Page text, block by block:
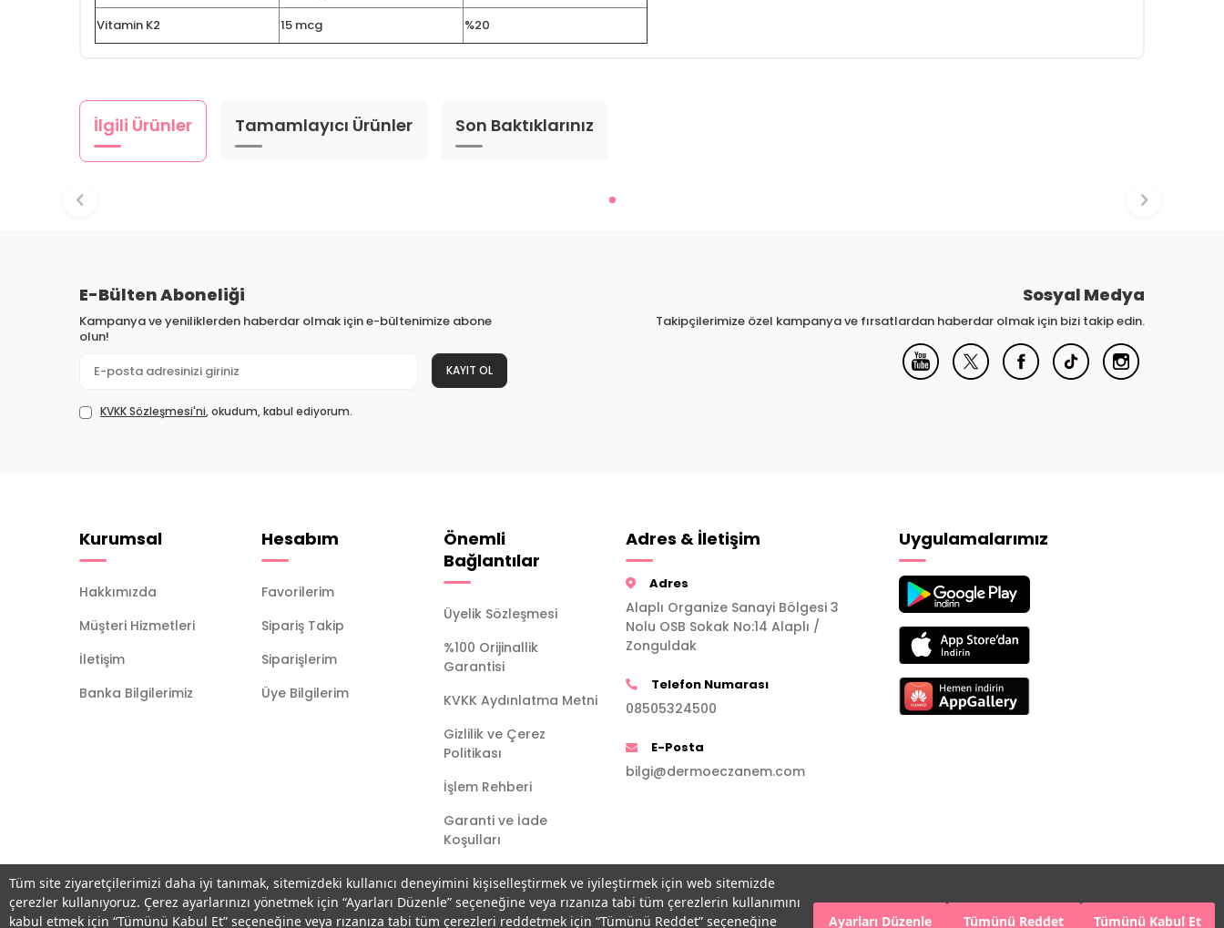
Tüm site ziyaretçilerimizi daha iyi tanımak, sitemizdeki kullanıcı deneyimini kişiselleştirmek ve iyileştirmek için web sitemizde
çerezler kullanıyoruz. Çerez ayarlarınızı yönetmek için “Ayarları Düzenle” seçeneğine veya rızanıza tabi tüm çerezlerin kullanımını
kabul etmek için “Tümünü Kabul Et” seçeneğine veya rızanıza tabi tüm çerezleri reddetmek için “Tümünü Reddet” seçeneğine
Ayarları Düzenle Tümünü Reddet Tümünü Kabul Et
Vitamin K2
15 mcg %20
İlgili Ürünler Tamamlayıcı Ürünler Son Baktıklarınız
E-Bülten Aboneliği
Kampanya ve yeniliklerden haberdar olmak için e-bültenimize abone
olun!
KAYIT OL
KVKK Sözleşmesi'ni, okudum, kabul ediyorum.
Sosyal Medya
Takipçilerimize özel kampanya ve fırsatlardan haberdar olmak için bizi takip edin.
Kurumsal
Hakkımızda
Müşteri Hizmetleri
İletişim
Banka Bilgilerimiz
Hesabım
Favorilerim
Sipariş Takip
Siparişlerim
Üye Bilgilerim
Önemli
Bağlantılar
Üyelik Sözleşmesi
%100 Orijinallik
Garantisi
KVKK Aydınlatma Metni
Gizlilik ve Çerez
Politikası
İşlem Rehberi
Garanti ve İade
Koşulları
Adres & İletişim
Adres
Alaplı Organize Sanayi Bölgesi 3
Nolu OSB Sokak No:14 Alaplı /
Zonguldak
Telefon Numarası
08505324500
E-Posta
bilgi@dermoeczanem.com
Uygulamalarımız